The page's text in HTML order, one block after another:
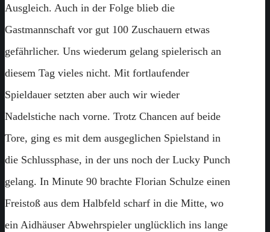
Ausgleich. Auch in der Folge blieb die
Gastmannschaft vor gut 100 Zuschauern etwas
gefährlicher. Uns wiederum gelang spielerisch an
diesem Tag vieles nicht. Mit fortlaufender
Spieldauer setzten aber auch wir wieder
Nadelstiche nach vorne. Trotz Chancen auf beide
Tore, ging es mit dem ausgeglichen Spielstand in
die Schlussphase, in der uns noch der Lucky Punch
gelang. In Minute 90 brachte Florian Schulze einen
Freistoß aus dem Halbfeld scharf in die Mitte, wo
ein Aidhäuser Abwehrspieler unglücklich ins lange